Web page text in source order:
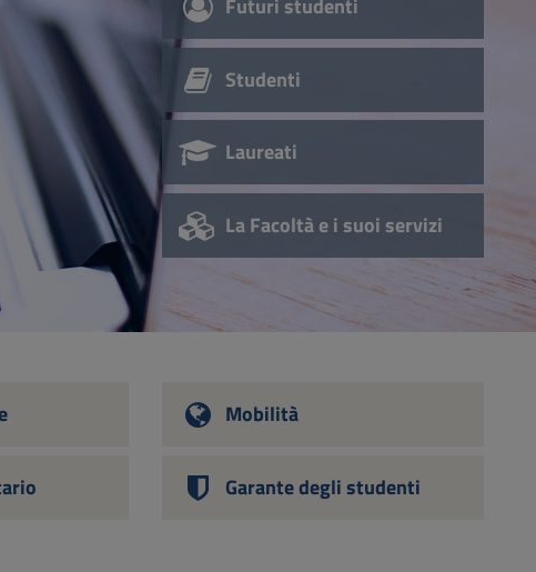
Futuri studenti
Studenti
Laureati
La Facoltà e i suoi servizi
Mobilità
Garante degli studenti